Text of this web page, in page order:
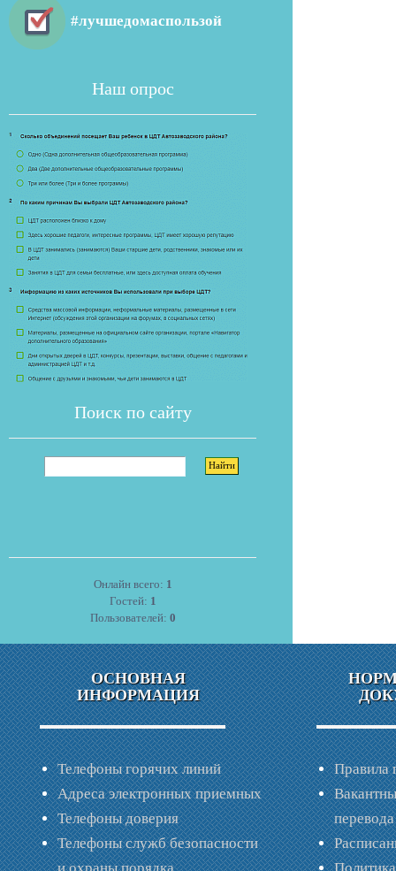
#лучшедомаспользой
Наш опрос
Поиск по сайту
Онлайн всего: 1
Гостей: 1
Пользователей: 0
ОСНОВНАЯ
ИНФОРМАЦИЯ
Телефоны горячих линий
Адреса электронных приемных
Телефоны доверия
Телефоны служб безопасности
Правила
перевода